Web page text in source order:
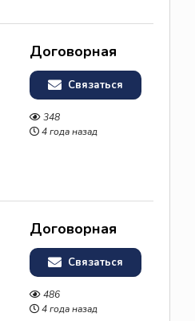
Договорная
Связаться
348
4 года назад
Договорная
Связаться
486
4 года назад